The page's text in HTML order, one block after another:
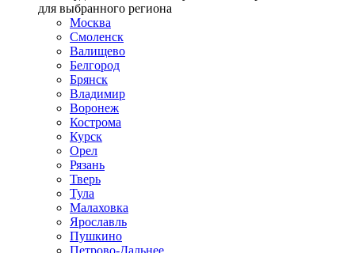
для выбранного региона
Москва
Смоленск
Валищево
Белгород
Брянск
Владимир
Воронеж
Кострома
Курск
Орел
Рязань
Тверь
Тула
Малаховка
Ярославль
Пушкино
Петрово-Дальнее